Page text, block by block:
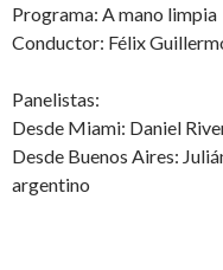
Programa: A mano limpia
Conductor: Félix
Panelistas:
Desde Miami: Daniel
Desde Buenos Aires:
argentino